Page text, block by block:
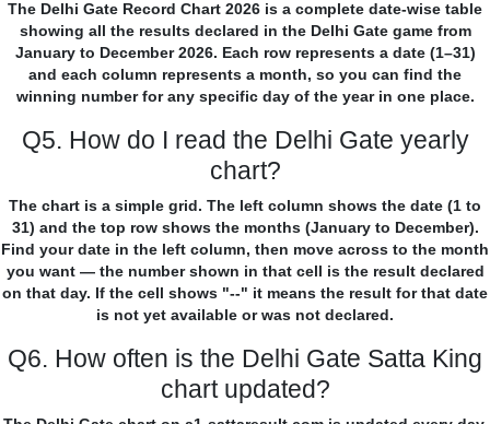
The Delhi Gate Record Chart 2026 is a complete date-wise table
showing all the results declared in the Delhi Gate game from
January to December 2026. Each row represents a date (1–31)
and each column represents a month, so you can find the
winning number for any specific day of the year in one place.
Q5. How do I read the Delhi Gate yearly
chart?
The chart is a simple grid. The left column shows the date (1 to
31) and the top row shows the months (January to December).
Find your date in the left column, then move across to the month
you want — the number shown in that cell is the result declared
on that day. If the cell shows "--" it means the result for that date
is not yet available or was not declared.
Q6. How often is the Delhi Gate Satta King
chart updated?